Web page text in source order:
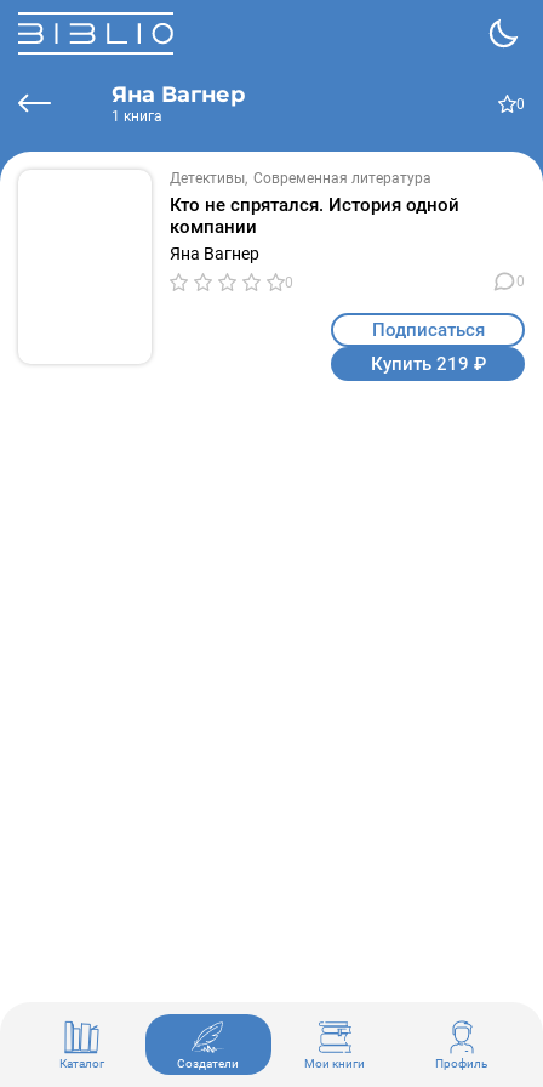
Яна Вагнер
1 книга
0
Детективы Современная литература
Кто не спрятался. История одной
компании
Яна Вагнер
0 0
Подписаться
Купить 219 ₽
Каталог Создатели Мои книги Профиль